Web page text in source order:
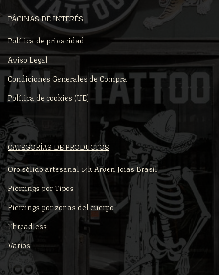
PÁGINAS DE INTERÉS
Política de privacidad
Aviso Legal
Condiciones Generales de Compra
Política de cookies (UE)
CATEGORÍAS DE PRODUCTOS
Oro sólido artesanal 14k Arven Joias Brasil
Piercings por Tipos
Piercings por zonas del cuerpo
Threadless
Varios